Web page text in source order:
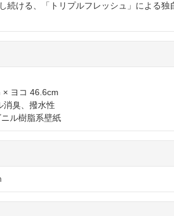
続ける、「トリプルフレッシュ」による独
× ヨコ 46.6cm
消臭、撥水性
ル樹脂系壁紙